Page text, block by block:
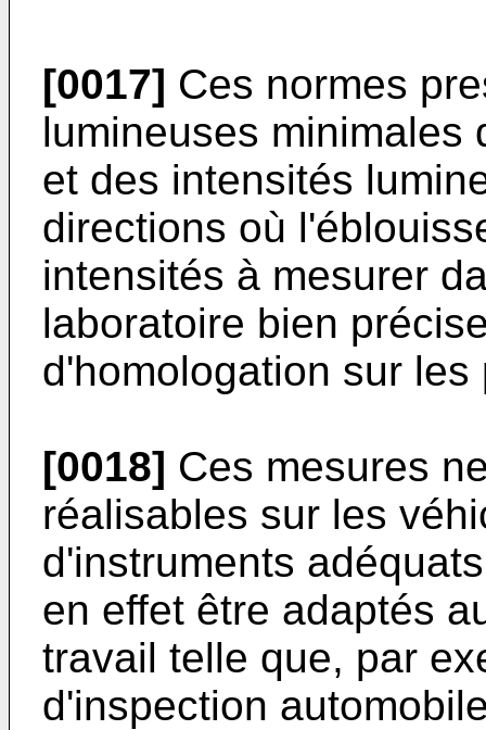
[0017] Ces normes
lumineuses minimales
et des intensités
directions où
intensités à mesurer
laboratoire bien
d'homologation sur
[0018] Ces mesures
réalisables sur les
d'instruments
en effet être adaptés
travail telle que, par
d'inspection